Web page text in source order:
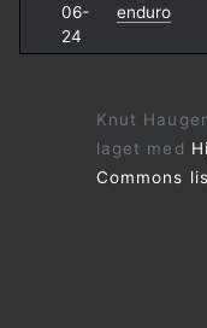
06-
24
enduro
Knut
laget med
Commons